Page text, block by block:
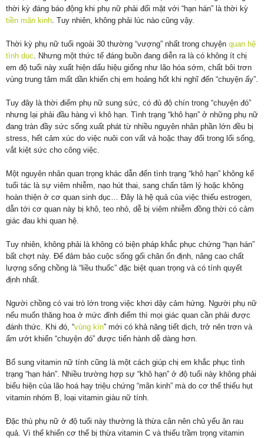
thời kỳ đáng báo động khi phụ nữ phải đối mặt với “hạn hán” là thời kỳ
tiền mãn kinh . Tuy nhiên, không phải lúc nào cũng vậy.
Thời kỳ phụ nữ tuổi ngoài 30 thường “vượng” nhất trong chuyện quan hệ
tình dục . Nhưng một thức tế đáng buồn đang diễn ra là có không ít chị
em độ tuổi này xuất hiện dấu hiệu giống như lão hóa sớm, chất bôi trơn
vùng trung tâm mất dần khiến chị em hoảng hốt khi nghĩ đến “chuyện ấy”.
Tuy đây là thời điểm phụ nữ sung sức, có đủ độ chín trong “chuyện đó”
nhưng lại phải đầu hàng vì khô hạn. Tình trạng “khô hạn” ở những phụ nữ
đang tràn đầy sức sống xuất phát từ nhiều nguyên nhân phần lớn đều bị
stress, hết cảm xúc do việc nuôi con vất vả hoặc thay đổi trong lối sống,
vắt kiệt sức cho công việc.
Một nguyên nhân quan trọng khác dẫn đến tình trạng “khô hạn” không kể
tuổi tác là sự viêm nhiễm, nạo hút thai, sang chấn tâm lý hoặc không
hoàn thiện ở cơ quan sinh dục… Đây là hệ quả của việc thiếu estrogen,
dẫn tới cơ quan này bị khô, teo nhỏ, dễ bị viêm nhiễm đồng thời có cảm
giác đau khi quan hệ.
Tuy nhiên, không phải là không có biện pháp khắc phục chứng “hạn hán”
bất chợt này. Để đảm bảo cuộc sống gối chăn ổn định, nâng cao chất
lượng sống chồng là “liều thuốc” đặc biệt quan trọng và có tính quyết
định nhất.
Người chồng có vai trò lớn trong việc khơi dậy cảm hứng. Người phụ nữ
nếu muốn thăng hoa ở mức đỉnh điểm thì mọi giác quan cần phải được
đánh thức. Khi đó, “vùng kín” mới có khả năng tiết dịch, trở nên trơn và
ẩm ướt khiến “chuyện đó” được tiến hành dễ dàng hơn.
Bổ sung vitamin nữ tính cũng là một cách giúp chị em khắc phục tình
trạng “hạn hán”. Nhiều trường hợp sự “khô hạn” ở độ tuổi này không phải
biểu hiện của lão hoá hay triệu chứng “mãn kinh” mà do cơ thể thiếu hụt
vitamin nhóm B, loại vitamin giàu nữ tính.
Đặc thù phụ nữ ở độ tuổi này thường là thừa cân nên chủ yếu ăn rau
quả. Vì thế khiến cơ thể bị thừa vitamin C và thiếu trầm trọng vitamin